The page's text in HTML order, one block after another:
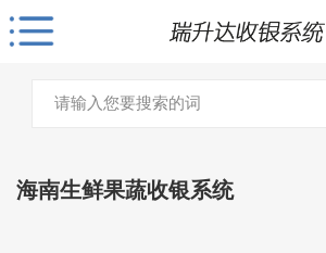
海南生鲜果蔬收银系统